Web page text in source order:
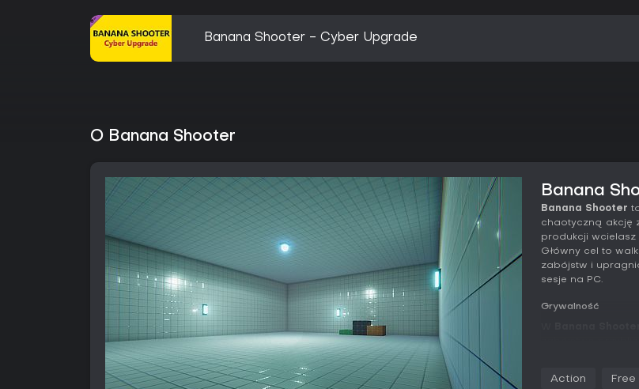
Banana Shooter - Cyber Upgrade
O Banana Shooter
Banana
Banana Shooter
chaotyczną akcję
produkcji
Główny cel to
zabójstw i
sesje na PC.
Grywalność
dostosowujesz
dash, double
Action Free